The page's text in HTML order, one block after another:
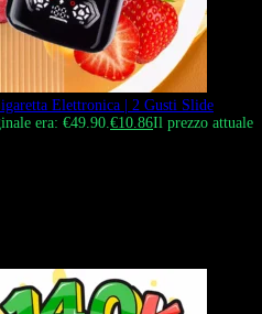
Elettronica | 2 Gusti Slide
era: €49.90.€10.86Il prezzo attuale